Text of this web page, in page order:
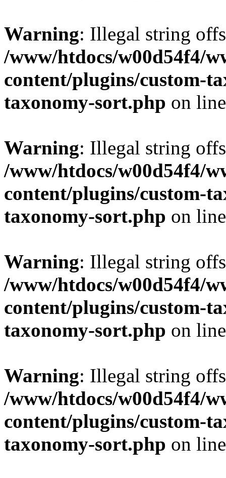
Warning: Illegal string
/www/htdocs/w00d54f4/
content/plugins/custom-
taxonomy-sort.php on
Warning: Illegal string
/www/htdocs/w00d54f4/
content/plugins/custom-
taxonomy-sort.php on
Warning: Illegal string
/www/htdocs/w00d54f4/
content/plugins/custom-
taxonomy-sort.php on
Warning: Illegal string
/www/htdocs/w00d54f4/
content/plugins/custom-
taxonomy-sort.php on